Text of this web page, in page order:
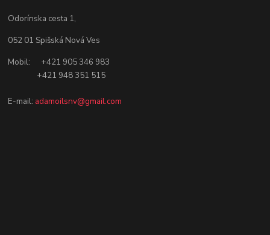
Odorínska cesta 1,
052 01 Spišská Nová Ves
Mobil: +421 905 346 983
+421 948 351 515
E-mail: adamoilsnv@gmail.com